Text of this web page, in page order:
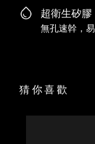
超衛生矽膠
無孔速幹，
猜你喜歡